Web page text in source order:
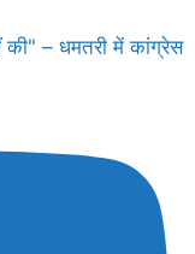
की" – धमतरी में कांग्रेस